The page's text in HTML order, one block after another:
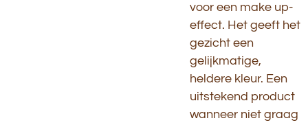
voor een make up-
effect. Het geeft het
gezicht een
gelijkmatige,
heldere kleur. Een
uitstekend product
wanneer niet graag